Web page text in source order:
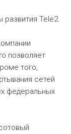
Tele2.
позволяет
того,
сетей
федеральных